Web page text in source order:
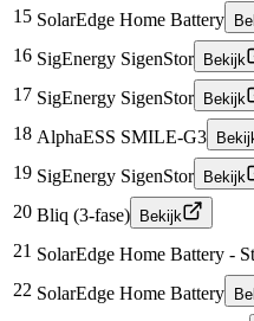
15 SolarEdge Home Battery
16 SigEnergy SigenStor Bekijk
17 SigEnergy SigenStor Bekijk
18 AlphaESS SMILE-G3
19 SigEnergy SigenStor Bekijk
20 Bliq (3-fase) Bekijk
21 SolarEdge Home Battery -
22 SolarEdge Home Battery